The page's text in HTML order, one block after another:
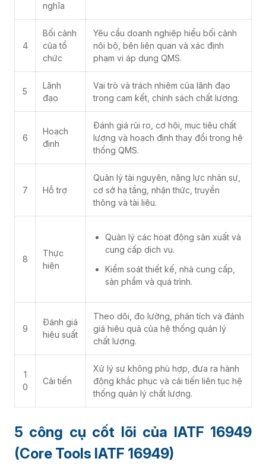
nghĩa
4
Bối cảnh
của tổ
chức
Yêu cầu doanh nghiệp hiểu bối cảnh
nội bộ, bên liên quan và xác định
phạm vi áp dụng QMS.
5
Lãnh
đạo
Vai trò và trách nhiệm của lãnh đạo
trong cam kết, chính sách chất lượng.
6
Hoạch
định
Đánh giá rủi ro, cơ hội, mục tiêu chất
lượng và hoạch định thay đổi trong hệ
thống QMS.
7 Hỗ trợ
Quản lý tài nguyên, năng lực nhân sự,
cơ sở hạ tầng, nhận thức, truyền
thông và tài liệu.
8
Thực
hiện
Quản lý các hoạt động sản xuất và
cung cấp dịch vụ.
Kiểm soát thiết kế, nhà cung cấp,
sản phẩm và quá trình.
9
Đánh giá
hiệu suất
Theo dõi, đo lường, phân tích và đánh
giá hiệu quả của hệ thống quản lý
chất lượng.
1
0
Cải tiến
Xử lý sự không phù hợp, đưa ra hành
động khắc phục và cải tiến liên tục hệ
thống quản lý chất lượng.
5 công cụ cốt lõi của IATF 16949
(Core Tools IATF 16949)